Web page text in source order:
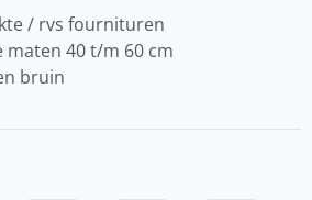
/ rvs fournituren
maten 40 t/m 60 cm
bruin